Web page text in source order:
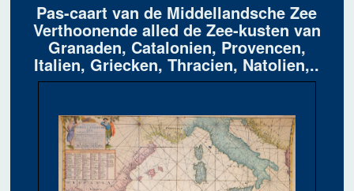
Pas-caart van de Middellandsche Zee
Verthoonende alled de Zee-kusten van
Granaden, Catalonien, Provencen,
Italien, Griecken, Thracien, Natolien,..